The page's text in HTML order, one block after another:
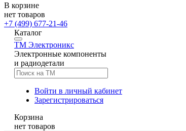
В корзине
нет товаров
+7 (499) 677-21-46
Каталог
TM Электроникс
Электронные компоненты
и радиодетали
Войти в личный кабинет
Зарегистрироваться
Корзина
нет товаров